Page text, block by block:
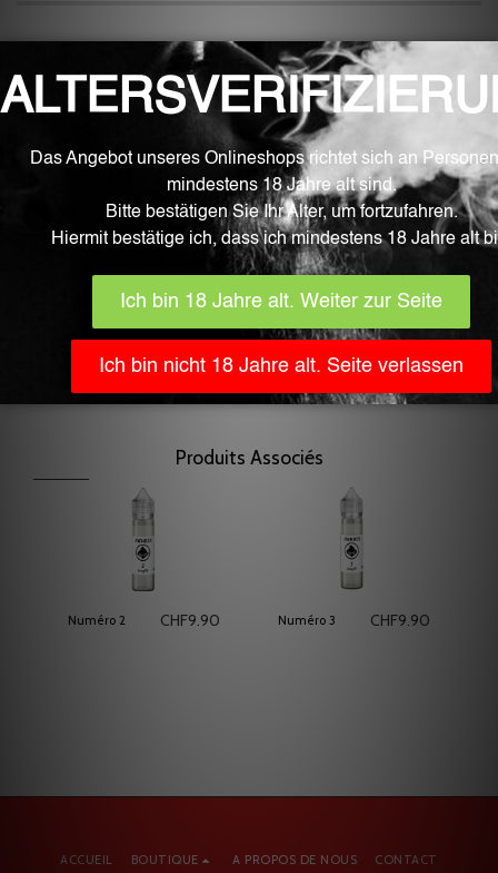
Les Longfill`s de Sancha Vape sont un must.
Délicieuse délicieuse mangue à l'orange et ....................
Contenu 10ML
Ces longs fill sont livrés en flacon de 60 ml et ne contiennent
que des arômes. La bouteille doit être complètement remplie
pour pouvoir être utilisée comme liquide. Pour cela, vous avez
besoin de injections de base et / ou de nicotine.
Temps de maturation
Pour que les arômes du liquide puissent développer leur pleine
(à température ambiante). Une fois que le liquide a atteint le goût
souhaité, le liquide peut être conservé dans un endroit frais pour
ralentir la maturation.
Produits Associés
Numéro 2 CHF9.90 Numéro 3 CHF9.90
ACCUEIL BOUTIQUE A PROPOS DE NOUS CONTACT